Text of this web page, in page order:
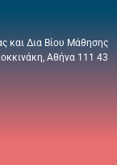
και Δια Βίου Μάθησης
Αθήνα 111 43